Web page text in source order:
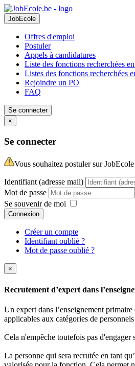
JobEcole
Offres d'emploi
Postuler
Appels à candidatures
Liste des fonctions recherchées
Listes des fonctions recherchées
Rejoindre un PO
FAQ
Se connecter
×
Se connecter
Vous souhaitez postuler sur
Identifiant (adresse mail)
Mot de passe
Se souvenir de moi
Connexion
Créer un compte
Identifiant oublié ?
Mot de passe oublié ?
×
Recrutement d’expert dans
Un expert dans l’enseignement
applicables aux catégories de
Cela n'empêche toutefois pas d'engager
La personne qui sera recrutée en tant